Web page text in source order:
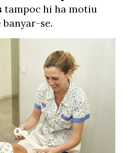
tampoc hi ha motiu
se.